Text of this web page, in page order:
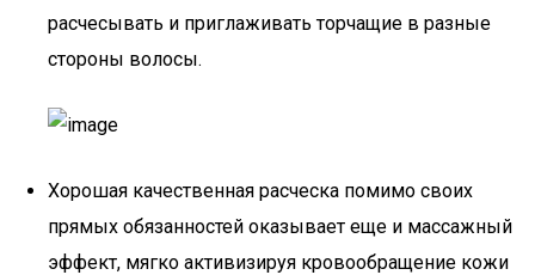
расчесывать и приглаживать торчащие в разные
стороны волосы.
Хорошая качественная расческа помимо своих
прямых обязанностей оказывает еще и массажный
эффект, мягко активизируя кровообращение кожи